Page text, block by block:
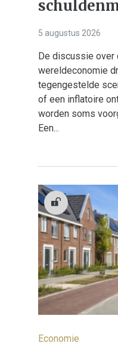
5 augustus 2026
De discussie over
wereldeconomie
tegengestelde
of een inflatoire
worden soms
Een...
Economie